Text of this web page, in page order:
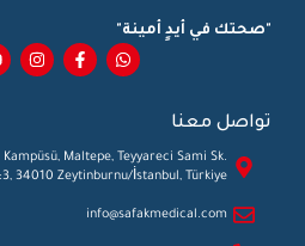
"صحتك في أيدٍ أمينة"
تواصل معنا
Maltepe, Teyyareci Sami Sk.
34010 Zeytinburnu/İstanbul, Türkiye
info@safakmedical.com